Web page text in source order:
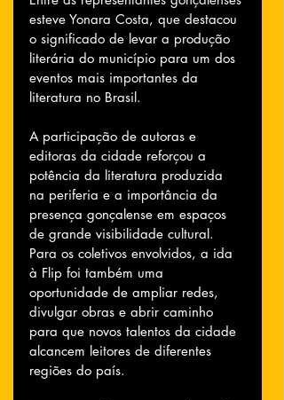
esteve Yonara Costa, que destacou
o significado de levar a produção
literária do município para um dos
eventos mais importantes da
literatura no Brasil.
A participação de autoras e
editoras da cidade reforçou a
potência da literatura produzida
na periferia e a importância da
presença gonçalense em espaços
de grande visibilidade cultural.
Para os coletivos envolvidos, a ida
à Flip foi também uma
oportunidade de ampliar redes,
divulgar obras e abrir caminho
para que novos talentos da cidade
alcancem leitores de diferentes
regiões do país.